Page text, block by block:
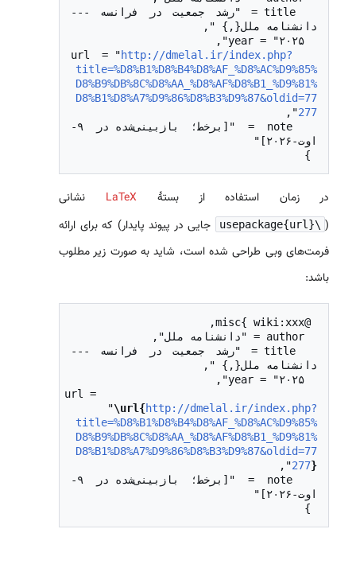
http://dmelal.ir/index.php?
title=%D8%B1%D8%B4%D8%AF_%D8%AC%D9%85%
D8%B9%DB%8C%D8%AA_%D8%AF%D8%B1_%D9%81%
D8%B1%D8%A7%D9%86%D8%B3%D9%87&oldid=77
277
  note = "[برخط؛ بازبینی‌شده در ۹-
در زمان استفاده از بستهٔLaTeX نشانی
(
\usepackage{url}
جایی در پیوند پایدار) که برای ارائه
فرمت‌های وبی طراحی شده است، شاید به صورت زیر مطلوب
باشد:
  url =
"\url{http://dmelal.ir/index.php?
title=%D8%B1%D8%B4%D8%AF_%D8%AC%D9%85%
D8%B9%DB%8C%D8%AA_%D8%AF%D8%B1_%D9%81%
D8%B1%D8%A7%D9%86%D8%B3%D9%87&oldid=77
277}
  note = "[برخط؛ بازبینی‌شده در ۹-